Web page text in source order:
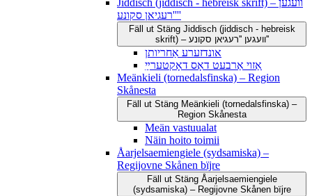
Jiddisch (jiddisch - hebreisk skrift) – וועגען
''רעגיאן סקונע''
Fäll ut Stäng Jiddisch (jiddisch - hebreisk
skrift) – וועגען ''רעגיאן סקונע''
אונדזערע אַחריותן
אַזוי אַרבעט דאָס דאָקטערײַ
Meänkieli (tornedalsfinska) – Region
Skånesta
Fäll ut Stäng Meänkieli (tornedalsfinska) –
Region Skånesta
Meän vastuualat
Näin hoito toimii
Åarjelsaemiengiele (sydsamiska) –
Regijovne Skånen bïjre
Fäll ut Stäng Åarjelsaemiengiele
(sydsamiska) – Regijovne Skånen bïjre